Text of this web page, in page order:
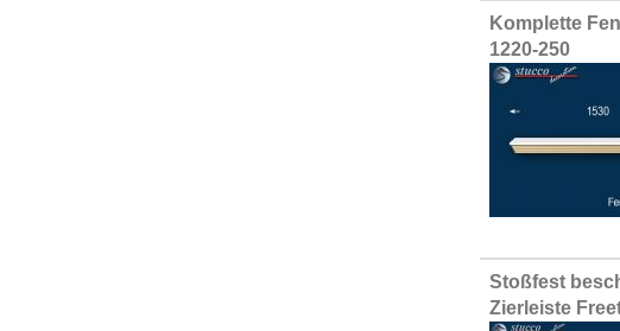
Grouped
product
items
Komplette
1220-250
Stoßfest
Zierleiste